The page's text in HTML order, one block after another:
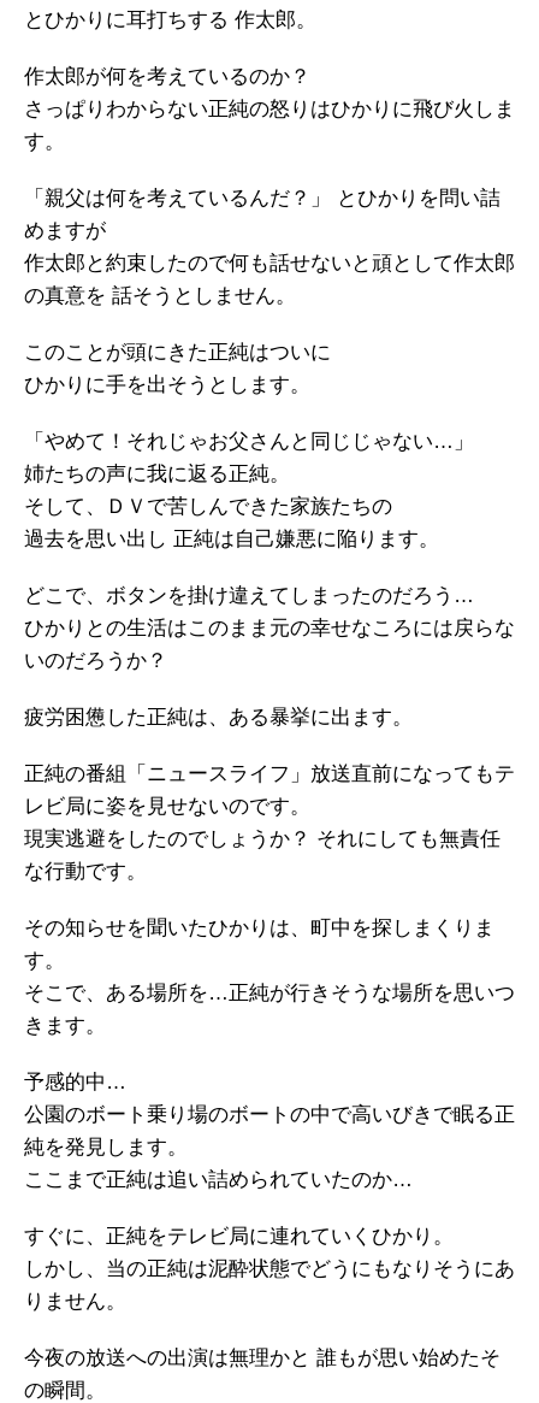
とひかりに耳打ちする 作太郎。
作太郎が何を考えているのか？
さっぱりわからない正純の怒りはひかりに飛び火しま
す。
「親父は何を考えているんだ？」 とひかりを問い詰
めますが
作太郎と約束したので何も話せないと頑として作太郎
の真意を 話そうとしません。
このことが頭にきた正純はついに
ひかりに手を出そうとします。
「やめて！それじゃお父さんと同じじゃない…」
姉たちの声に我に返る正純。
そして、ＤＶで苦しんできた家族たちの
過去を思い出し 正純は自己嫌悪に陥ります。
どこで、ボタンを掛け違えてしまったのだろう…
ひかりとの生活はこのまま元の幸せなころには戻らな
いのだろうか？
疲労困憊した正純は、ある暴挙に出ます。
正純の番組「ニュースライフ」放送直前になってもテ
レビ局に姿を見せないのです。
現実逃避をしたのでしょうか？ それにしても無責任
な行動です。
その知らせを聞いたひかりは、町中を探しまくりま
す。
そこで、ある場所を…正純が行きそうな場所を思いつ
きます。
予感的中…
公園のボート乗り場のボートの中で高いびきで眠る正
純を発見します。
ここまで正純は追い詰められていたのか…
すぐに、正純をテレビ局に連れていくひかり。
しかし、当の正純は泥酔状態でどうにもなりそうにあ
りません。
今夜の放送への出演は無理かと 誰もが思い始めたそ
の瞬間。